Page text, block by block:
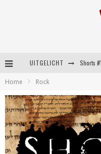
UITGELICHT
Home Rock